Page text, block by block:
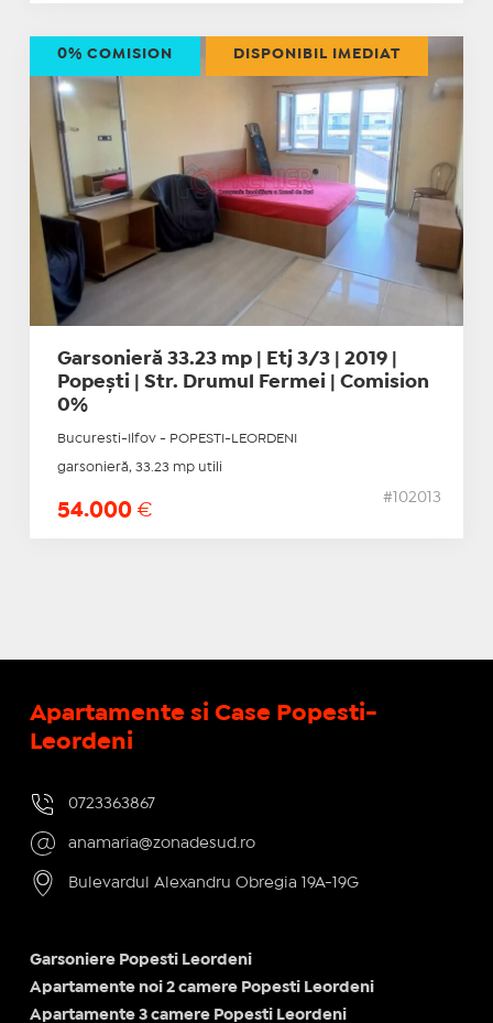
Garsonieră 33.23 mp | Etj 3/3 | 2019 |
Popești | Str. Drumul Fermei | Comision
0%
Bucuresti-Ilfov - POPESTI-LEORDENI
garsonieră, 33.23 mp utili
54.000 €
#102013
0% COMISION DISPONIBIL IMEDIAT
Apartamente si Case Popesti-
Leordeni
0723363867
anamaria@zonadesud.ro
Bulevardul Alexandru Obregia 19A-19G
Garsoniere Popesti Leordeni
Apartamente noi 2 camere Popesti Leordeni
Apartamente 3 camere Popesti Leordeni